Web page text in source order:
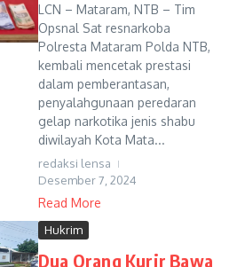
LCN – Mataram, NTB – Tim
Opsnal Sat resnarkoba
Polresta Mataram Polda NTB,
kembali mencetak prestasi
dalam pemberantasan,
penyalahgunaan peredaran
gelap narkotika jenis shabu
diwilayah Kota Mata...
redaksi lensa
Desember 7, 2024
Read More
Hukrim
Dua Orang Kurir Bawa